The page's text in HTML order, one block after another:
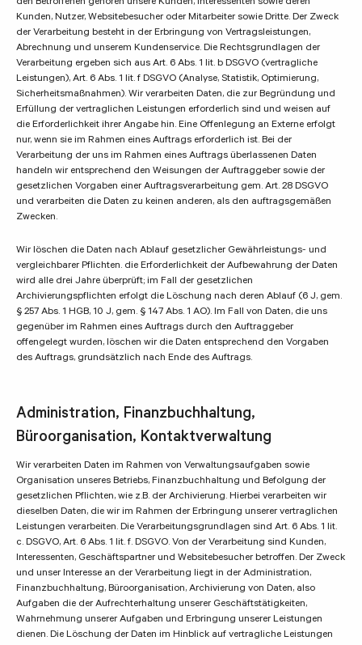
den Betroffenen gehören unsere Kunden, Interessenten sowie deren
Kunden, Nutzer, Websitebesucher oder Mitarbeiter sowie Dritte. Der Zweck
der Verarbeitung besteht in der Erbringung von Vertragsleistungen,
Abrechnung und unserem Kundenservice. Die Rechtsgrundlagen der
Verarbeitung ergeben sich aus Art. 6 Abs. 1 lit. b DSGVO (vertragliche
Leistungen), Art. 6 Abs. 1 lit. f DSGVO (Analyse, Statistik, Optimierung,
Sicherheitsmaßnahmen). Wir verarbeiten Daten, die zur Begründung und
Erfüllung der vertraglichen Leistungen erforderlich sind und weisen auf
die Erforderlichkeit ihrer Angabe hin. Eine Offenlegung an Externe erfolgt
nur, wenn sie im Rahmen eines Auftrags erforderlich ist. Bei der
Verarbeitung der uns im Rahmen eines Auftrags überlassenen Daten
handeln wir entsprechend den Weisungen der Auftraggeber sowie der
gesetzlichen Vorgaben einer Auftragsverarbeitung gem. Art. 28 DSGVO
und verarbeiten die Daten zu keinen anderen, als den auftragsgemäßen
Zwecken.
Wir löschen die Daten nach Ablauf gesetzlicher Gewährleistungs- und
vergleichbarer Pflichten. die Erforderlichkeit der Aufbewahrung der Daten
wird alle drei Jahre überprüft; im Fall der gesetzlichen
Archivierungspflichten erfolgt die Löschung nach deren Ablauf (6 J, gem.
§ 257 Abs. 1 HGB, 10 J, gem. § 147 Abs. 1 AO). Im Fall von Daten, die uns
gegenüber im Rahmen eines Auftrags durch den Auftraggeber
offengelegt wurden, löschen wir die Daten entsprechend den Vorgaben
des Auftrags, grundsätzlich nach Ende des Auftrags.
Administration, Finanzbuchhaltung,
Büroorganisation, Kontaktverwaltung
Wir verarbeiten Daten im Rahmen von Verwaltungsaufgaben sowie
Organisation unseres Betriebs, Finanzbuchhaltung und Befolgung der
gesetzlichen Pflichten, wie z.B. der Archivierung. Hierbei verarbeiten wir
dieselben Daten, die wir im Rahmen der Erbringung unserer vertraglichen
Leistungen verarbeiten. Die Verarbeitungsgrundlagen sind Art. 6 Abs. 1 lit.
c. DSGVO, Art. 6 Abs. 1 lit. f. DSGVO. Von der Verarbeitung sind Kunden,
Interessenten, Geschäftspartner und Websitebesucher betroffen. Der Zweck
und unser Interesse an der Verarbeitung liegt in der Administration,
Finanzbuchhaltung, Büroorganisation, Archivierung von Daten, also
Aufgaben die der Aufrechterhaltung unserer Geschäftstätigkeiten,
Wahrnehmung unserer Aufgaben und Erbringung unserer Leistungen
dienen. Die Löschung der Daten im Hinblick auf vertragliche Leistungen